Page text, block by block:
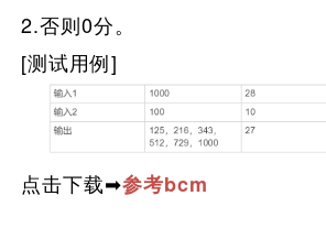
2.否则0分。
[测试用例]
点击下载➡参考bcm